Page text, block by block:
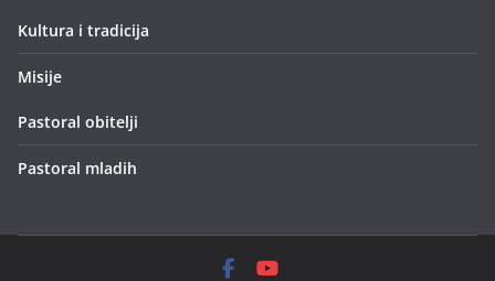
Kultura i tradicija
Misije
Pastoral obitelji
Pastoral mladih